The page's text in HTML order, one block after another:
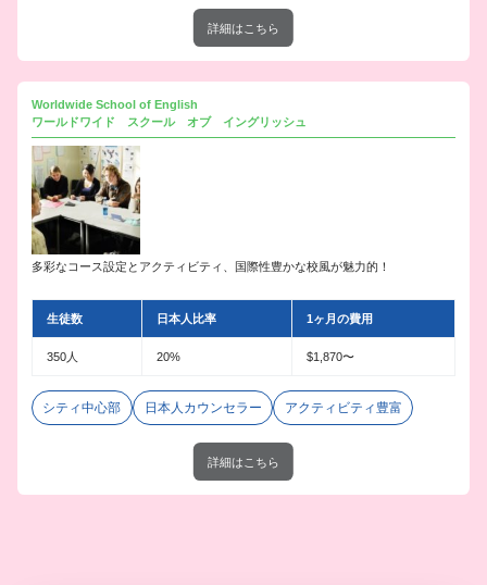
詳細はこちら
Worldwide School of English
ワールドワイド スクール オブ イングリッシュ
多彩なコース設定とアクティビティ、国際性豊かな校風が魅力的！
生徒数 日本人比率 1ヶ月の費用
350人 20% $1,870〜
シティ中心部 日本人カウンセラー アクティビティ豊富
詳細はこちら